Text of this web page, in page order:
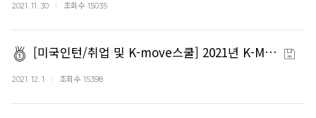
2021. 11. 30 조회수 15035
[미국인턴/취업 및 K-move스쿨] 2021년 K-M…
2021. 12. 1 조회수 15398